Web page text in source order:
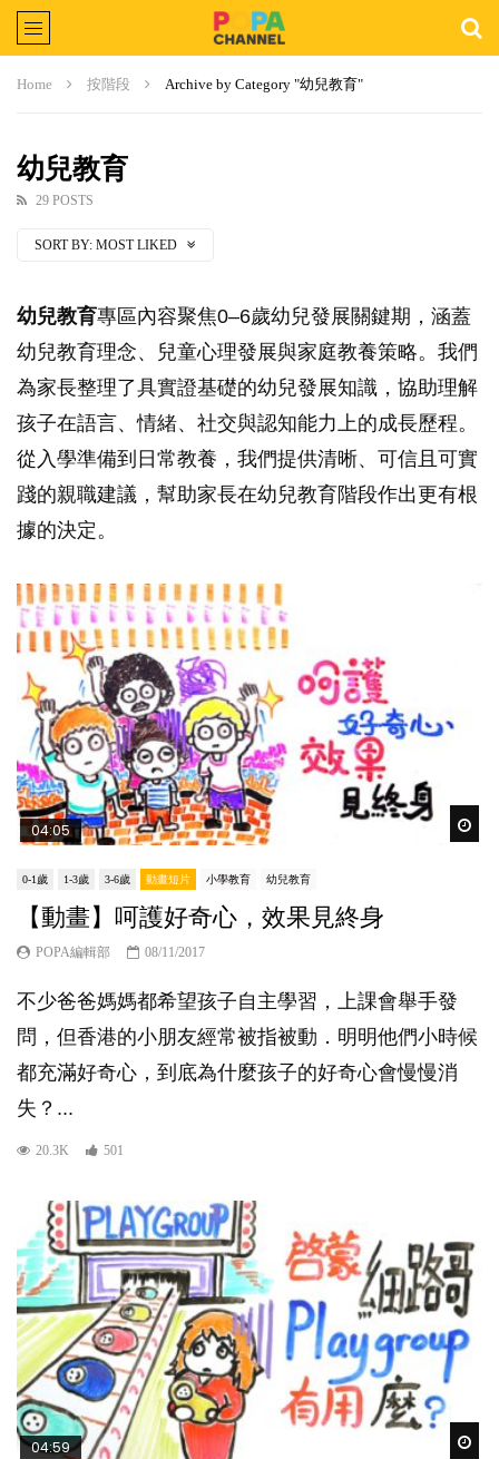
Home 按階段 Archive by Category "幼兒教育"
幼兒教育
29 POSTS
SORT BY: MOST LIKED
幼兒教育專區內容聚焦0–6歲幼兒發展關鍵期，涵蓋
幼兒教育理念、兒童心理發展與家庭教養策略。我們
為家長整理了具實證基礎的幼兒發展知識，協助理解
孩子在語言、情緒、社交與認知能力上的成長歷程。
從入學準備到日常教養，我們提供清晰、可信且可實
踐的親職建議，幫助家長在幼兒教育階段作出更有根
據的決定。
04:05
0-1歲 1-3歲 3-6歲 動畫短片 小學教育 幼兒教育
【動畫】呵護好奇心，效果見終身
POPA編輯部 08/11/2017
不少爸爸媽媽都希望孩子自主學習，上課會舉手發
問，但香港的小朋友經常被指被動．明明他們小時候
都充滿好奇心，到底為什麼孩子的好奇心會慢慢消
失？...
20.3K 501
04:59